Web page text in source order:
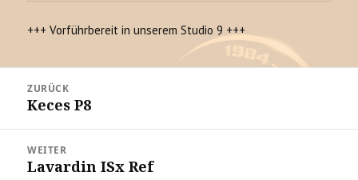
+++ Vorführbereit in unserem Studio 9 +++
Navigation
ZURÜCK
Vorheriger
Keces P8
WEITER
Nächster
Lavardin ISx Ref